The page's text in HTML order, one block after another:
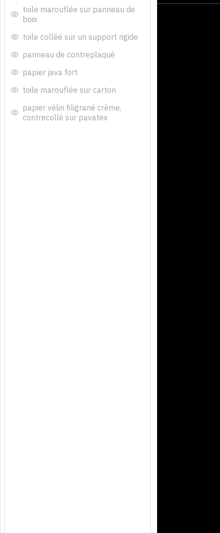
toile marouflée sur panneau de
bois
toile collée sur un support rigide
panneau de contreplaqué
papier java fort
toile marouflée sur carton
papier vélin filigrané crème,
contrecollé sur pavatex